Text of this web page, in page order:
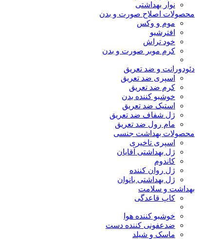
نوار بهداشتی
محصولات اصلاح صورت و بدن
موم و وکس
افترشیو
خود تراش
کرم موبر صورت و بدن
دئودورانت و ضد تعریق
اسپری ضد تعریق
کرم ضد تعریق
خوشبو کننده بدن
استیک ضد تعریق
ژل شفاف ضد تعریق
مام رول ضد تعریق
محصولات بهداشت جنسی
اسپری تاخیری
ژل بهداشتی آقایان
کاندوم
ژل روان کننده
ژل بهداشتی بانوان
بهداشت و سلامت
کاپ قاعدگی
خوشبو کننده هوا
ضدعفونی کننده دست
ماسک و شیلد